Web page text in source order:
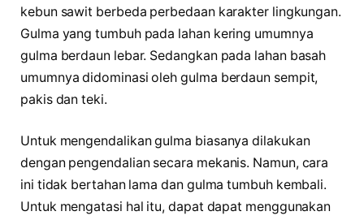
kebun sawit berbeda perbedaan karakter lingkungan.
Gulma yang tumbuh pada lahan kering umumnya
gulma berdaun lebar. Sedangkan pada lahan basah
umumnya didominasi oleh gulma berdaun sempit,
pakis dan teki.
Untuk mengendalikan gulma biasanya dilakukan
dengan pengendalian secara mekanis. Namun, cara
ini tidak bertahan lama dan gulma tumbuh kembali.
Untuk mengatasi hal itu, dapat dapat menggunakan